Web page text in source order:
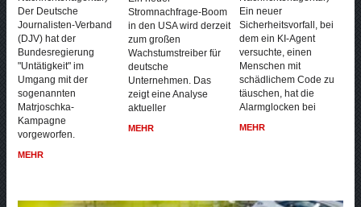
Der Deutsche
Journalisten-Verband
(DJV) hat der
Bundesregierung
"Untätigkeit" im
Umgang mit der
sogenannten
Matrjoschka-
Kampagne
vorgeworfen.
MEHR
Stromnachfrage-Boom
in den USA wird derzeit
zum großen
Wachstumstreiber für
deutsche
Unternehmen. Das
zeigt eine Analyse
aktueller
MEHR
Ein neuer
Sicherheitsvorfall, bei
dem ein KI-Agent
versuchte, einen
Menschen mit
schädlichem Code zu
täuschen, hat die
Alarmglocken bei
MEHR